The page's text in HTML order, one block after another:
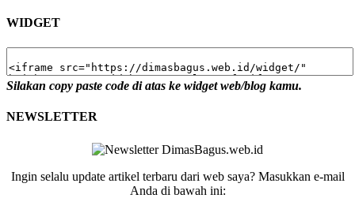
WIDGET
Silakan copy paste code di atas ke widget web/blog kamu.
NEWSLETTER
Ingin selalu update artikel terbaru dari web saya? Masukkan e-mail
Anda di bawah ini: